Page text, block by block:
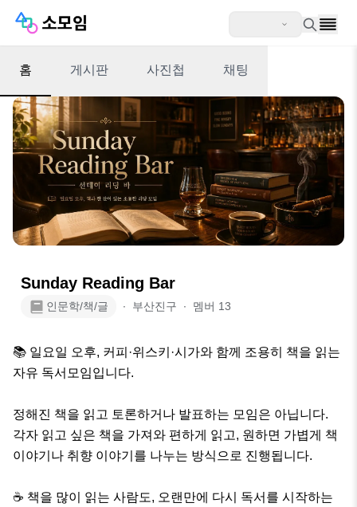
홈 게시판 사진첩 채팅
Sunday Reading Bar
인문학/책/글 ∙ 부산진구 ∙ 멤버 13
📚 일요일 오후, 커피·위스키·시가와 함께 조용히 책을 읽는
자유 독서모임입니다.
정해진 책을 읽고 토론하거나 발표하는 모임은 아닙니다.
각자 읽고 싶은 책을 가져와 편하게 읽고, 원하면 가볍게 책
이야기나 취향 이야기를 나누는 방식으로 진행됩니다.
☕ 책을 많이 읽는 사람도, 오랜만에 다시 독서를 시작하는